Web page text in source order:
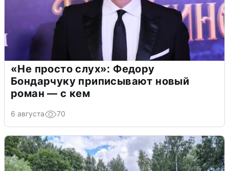
«Не просто слух»: Федору
Бондарчуку приписывают новый
роман — с кем
6 августа 70